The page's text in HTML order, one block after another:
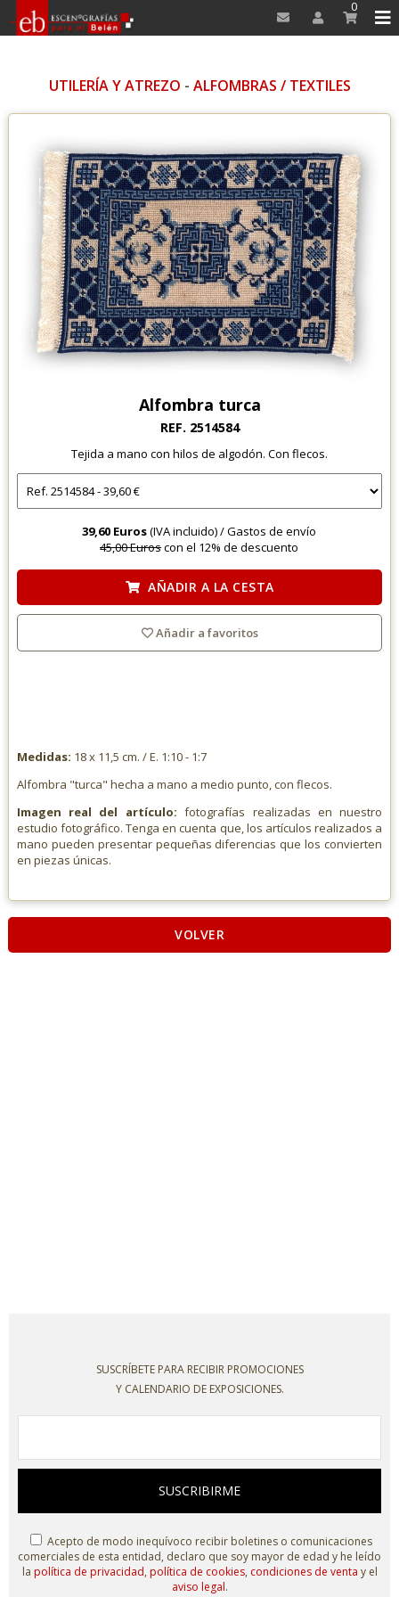
0
UTILERÍA Y ATREZO - ALFOMBRAS / TEXTILES
Alfombra turca
REF. 2514584
Tejida a mano con hilos de algodón. Con flecos.
39,60 Euros(IVA incluido) /Gastos de envío
45,00 Euroscon el 12% de descuento
AÑADIR A LA CESTA
Añadir a favoritos
Medidas: 18 x 11,5 cm. / E. 1:10 - 1:7
Alfombra "turca" hecha a mano a medio punto, con flecos.
Imagen real del artículo: fotografías realizadas en nuestro
estudio fotográfico. Tenga en cuenta que, los artículos realizados a
mano pueden presentar pequeñas diferencias que los convierten
en piezas únicas.
VOLVER
SUSCRÍBETE PARA RECIBIR PROMOCIONES
Y CALENDARIO DE EXPOSICIONES.
SUSCRIBIRME
Acepto de modo inequívoco recibir boletines o comunicaciones
comerciales de esta entidad, declaro que soy mayor de edad y he leído
la política de privacidad, política de cookies, condiciones de venta y el
aviso legal.